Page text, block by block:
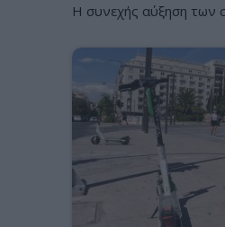
Η συνεχής αύξηση των